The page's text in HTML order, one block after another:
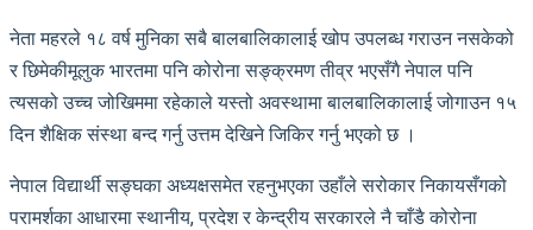
नेता महरले १८ वर्ष मुनिका सबै बालबालिकालाई खोप उपलब्ध गराउन नसकेको
र छिमेकीमूलुक भारतमा पनि कोरोना सङ्क्रमण तीव्र भएसँगै नेपाल पनि
त्यसको उच्च जोखिममा रहेकाले यस्तो अवस्थामा बालबालिकालाई जोगाउन १५
दिन शैक्षिक संस्था बन्द गर्नु उत्तम देखिने जिकिर गर्नु भएको छ ।
नेपाल विद्यार्थी सङ्घका अध्यक्षसमेत रहनुभएका उहाँले सरोकार निकायसँगको
परामर्शका आधारमा स्थानीय, प्रदेश र केन्द्रीय सरकारले नै चाँडै कोरोना